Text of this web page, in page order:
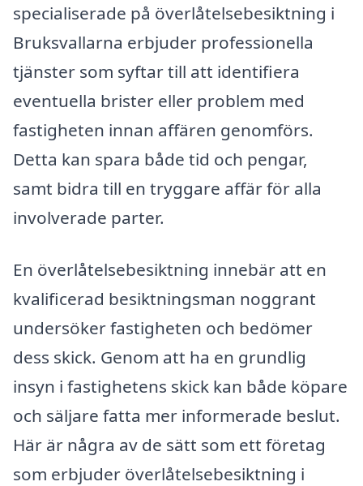
specialiserade på överlåtelsebesiktning i
Bruksvallarna erbjuder professionella
tjänster som syftar till att identifiera
eventuella brister eller problem med
fastigheten innan affären genomförs.
Detta kan spara både tid och pengar,
samt bidra till en tryggare affär för alla
involverade parter.
En överlåtelsebesiktning innebär att en
kvalificerad besiktningsman noggrant
undersöker fastigheten och bedömer
dess skick. Genom att ha en grundlig
insyn i fastighetens skick kan både köpare
och säljare fatta mer informerade beslut.
Här är några av de sätt som ett företag
som erbjuder överlåtelsebesiktning i